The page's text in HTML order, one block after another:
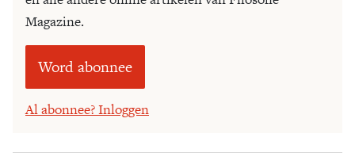
Magazine.
Word abonnee
Al abonnee? Inloggen